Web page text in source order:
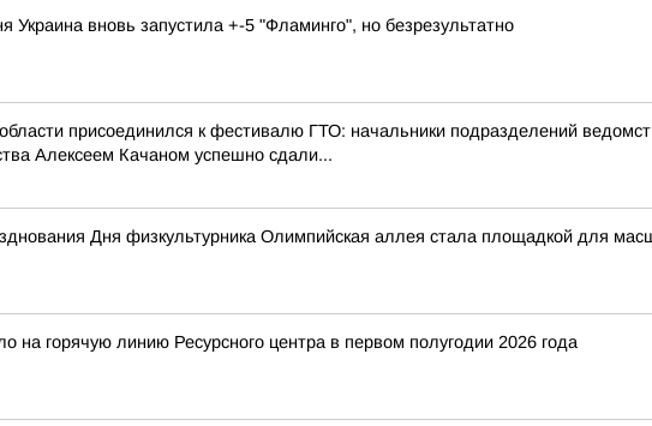
Украина вновь запустила +-5 "Фламинго", но безрезультатно
присоединился к фестивалю ГТО: начальники подразделений
Алексеем Качаном успешно сдали...
Дня физкультурника Олимпийская аллея стала площадкой для
на горячую линию Ресурсного центра в первом полугодии 2026 года